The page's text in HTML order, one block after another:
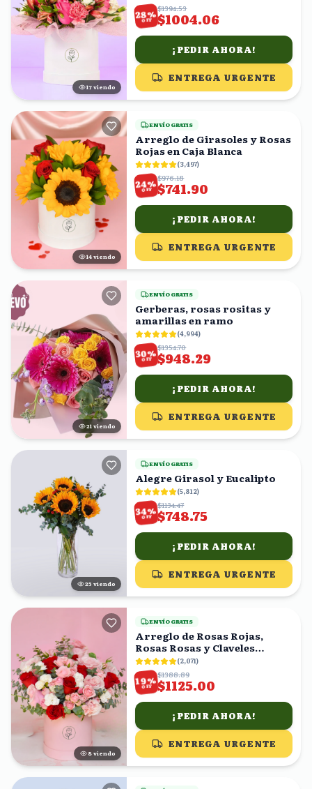
16 viendo
28%
OFF
$1394.53
$1004.06
¡PEDIR AHORA!
ENTREGA URGENTE
14 viendo
ENVÍO GRATIS
Arreglo de Girasoles y Rosas
Rojas en Caja Blanca
(3,497)
24%
OFF
$976.18
$741.90
¡PEDIR AHORA!
ENTREGA URGENTE
22 viendo
ENVÍO GRATIS
Gerberas, rosas rositas y
amarillas en ramo
(4,994)
30%
OFF
$1354.70
$948.29
¡PEDIR AHORA!
ENTREGA URGENTE
25 viendo
ENVÍO GRATIS
Alegre Girasol y Eucalipto
(5,812)
34%
OFF
$1134.47
$748.75
¡PEDIR AHORA!
ENTREGA URGENTE
7 viendo
ENVÍO GRATIS
Arreglo de Rosas Rojas,
Rosas Rosas y Claveles
Blancos en Caja Rosa
(2,071)
19%
OFF
$1388.89
$1125.00
¡PEDIR AHORA!
ENTREGA URGENTE